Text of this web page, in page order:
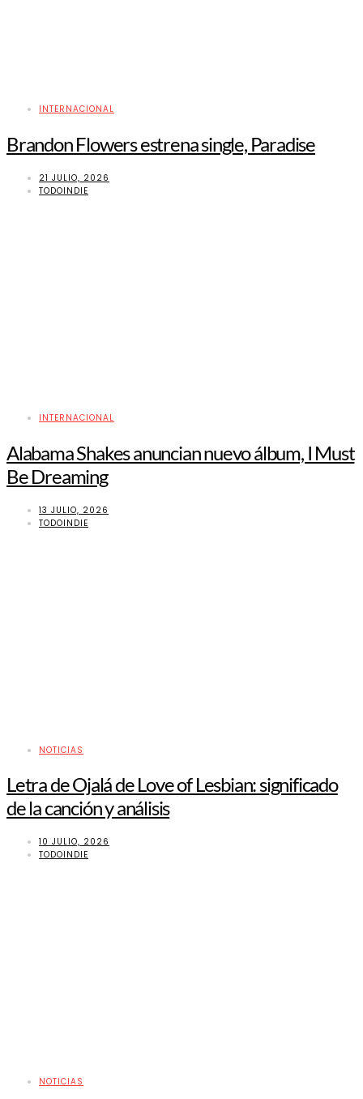
INTERNACIONAL
Brandon Flowers estrena single, Paradise
21 JULIO, 2026
TODOINDIE
INTERNACIONAL
Alabama Shakes anuncian nuevo álbum, I Must
Be Dreaming
13 JULIO, 2026
TODOINDIE
NOTICIAS
Letra de Ojalá de Love of Lesbian: significado
de la canción y análisis
10 JULIO, 2026
TODOINDIE
NOTICIAS